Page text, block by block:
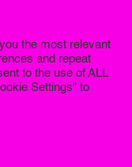
the most relevant
and repeat
to the use of ALL
Settings" to